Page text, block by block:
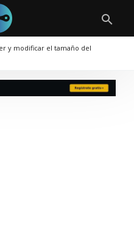
y modificar el tamaño del